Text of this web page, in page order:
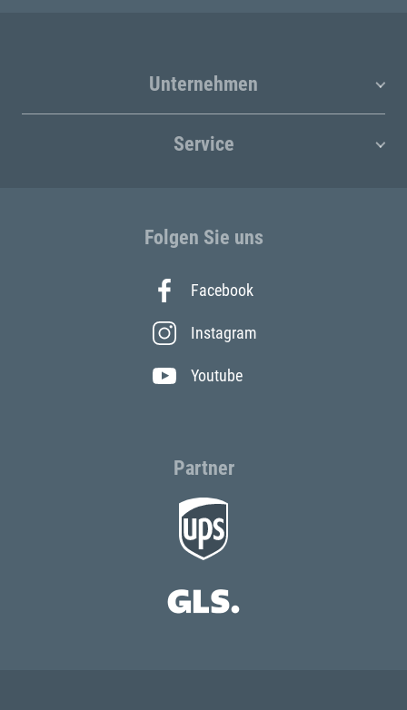
Unternehmen
Service
Folgen Sie uns
Facebook
Instagram
Youtube
Partner